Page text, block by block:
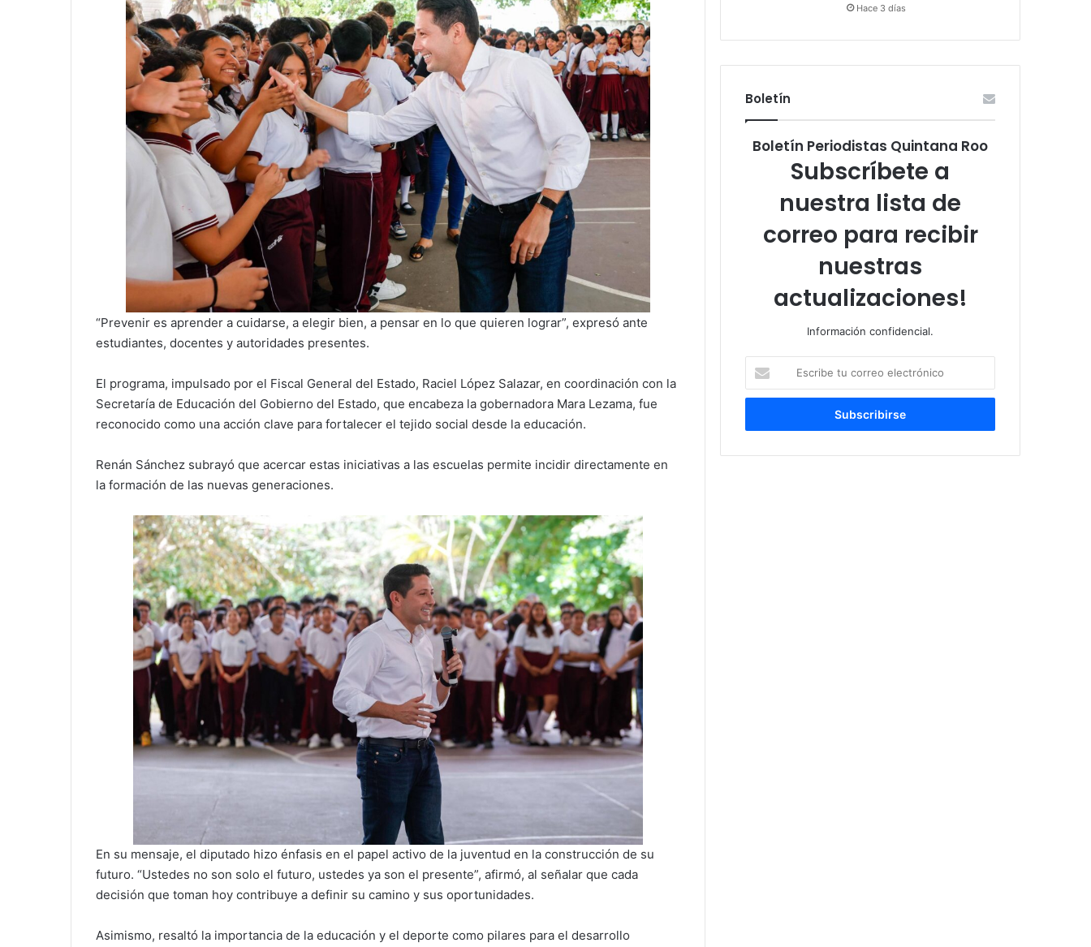
“Prevenir es aprender a cuidarse, a elegir bien, a pensar en lo que quieren lograr”, expresó ante
estudiantes, docentes y autoridades presentes.
El programa, impulsado por el Fiscal General del Estado, Raciel López Salazar, en coordinación con la
Secretaría de Educación del Gobierno del Estado, que encabeza la gobernadora Mara Lezama, fue
reconocido como una acción clave para fortalecer el tejido social desde la educación.
Renán Sánchez subrayó que acercar estas iniciativas a las escuelas permite incidir directamente en
la formación de las nuevas generaciones.
En su mensaje, el diputado hizo énfasis en el papel activo de la juventud en la construcción de su
futuro. “Ustedes no son solo el futuro, ustedes ya son el presente”, afirmó, al señalar que cada
decisión que toman hoy contribuye a definir su camino y sus oportunidades.
Asimismo, resaltó la importancia de la educación y el deporte como pilares para el desarrollo
Hace 3 días
Boletín
Boletín Periodistas Quintana Roo
Subscríbete a
nuestra lista de
correo para recibir
nuestras
actualizaciones!
Información confidencial.
tu
correo